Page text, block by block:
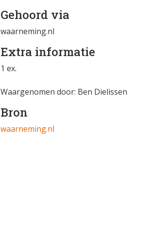
Gehoord via
waarneming.nl
Extra informatie
1 ex.
Waargenomen door: Ben Dielissen
Bron
waarneming.nl